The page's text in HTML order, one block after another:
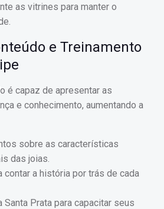
as vitrines para manter o
e Treinamento
é capaz de apresentar as
e conhecimento, aumentando a
sobre as características
das joias.
contar a história por trás de cada
Prata para capacitar seus